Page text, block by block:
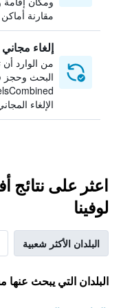
مقارنة أماكن
إلغاء مجاني
من الوارد
البحث وحجز
الإلغاء
اعثر على نتائج
لوفينا
البلدان الأكثر شعبية
البلدان التي يبحث عنها